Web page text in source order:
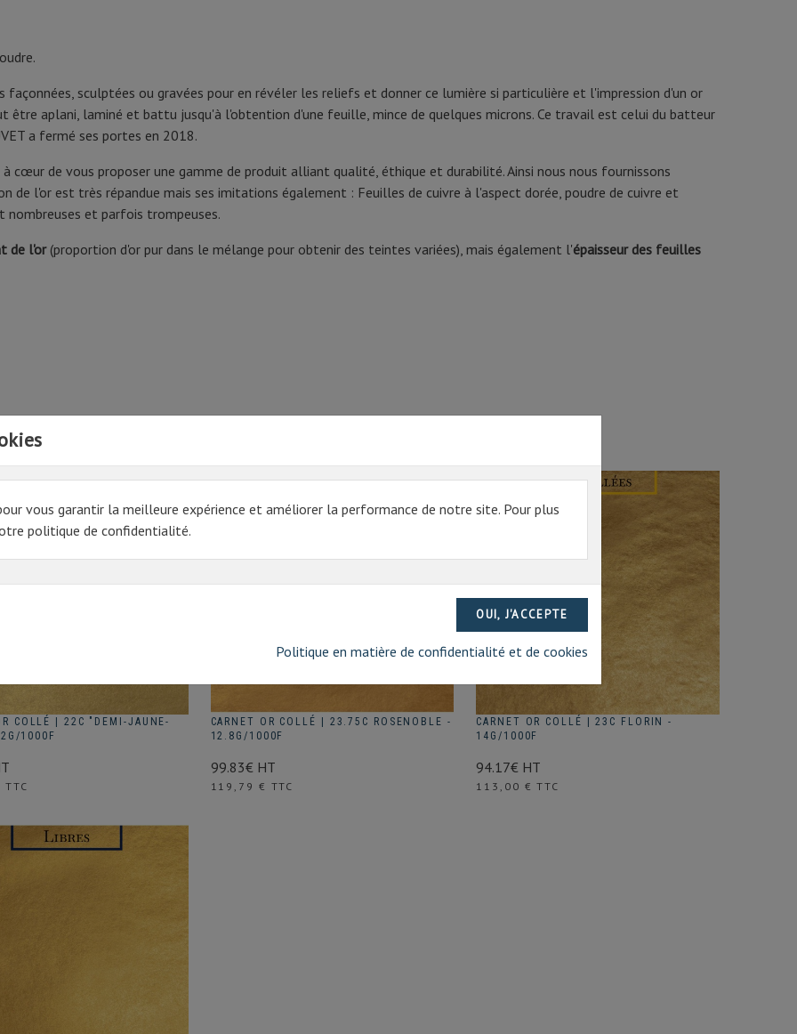
vous garantir la meilleure expérience et améliorer la performance de notre site. Pour plus
politique de confidentialité.
Politique en matière de confidentialité et de cookies
façonnées, sculptées ou gravées pour en révéler les reliefs et donner ce lumière si particulière et l'impression d'un or
être aplani, laminé et battu jusqu'à l'obtention d'une feuille, mince de quelques microns. Ce travail est celui du batteur
a fermé ses portes en 2018.
à cœur de vous proposer une gamme de produit alliant qualité, éthique et durabilité. Ainsi nous nous fournissons
de l'or est très répandue mais ses imitations également : Feuilles de cuivre à l'aspect dorée, poudre de cuivre et
nombreuses et parfois trompeuses.
de l'or(proportion d'or pur dans le mélange pour obtenir des teintes variées), mais également l'épaisseur des feuilles
COLLÉ | 22C "DEMI-JAUNE-
1000F
CARNET OR COLLÉ | 23.75C ROSENOBLE -
12.8G/1000F
99.83€ HT
Prix
119,79 € TTC
CARNET OR COLLÉ | 23C FLORIN -
14G/1000F
94.17€ HT
Prix
113,00 € TTC